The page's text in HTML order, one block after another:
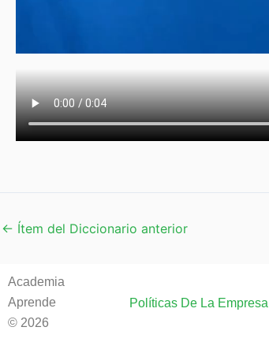
← Ítem del Diccionario anterior
Academia
Aprende
© 2026
Políticas De La Empresa